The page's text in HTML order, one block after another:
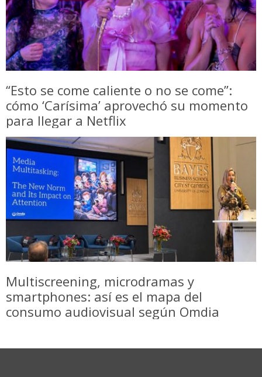
“Esto se come caliente o no se come”:
cómo ‘Carísima’ aprovechó su momento
para llegar a Netflix
Multiscreening, microdramas y
smartphones: así es el mapa del
consumo audiovisual según Omdia